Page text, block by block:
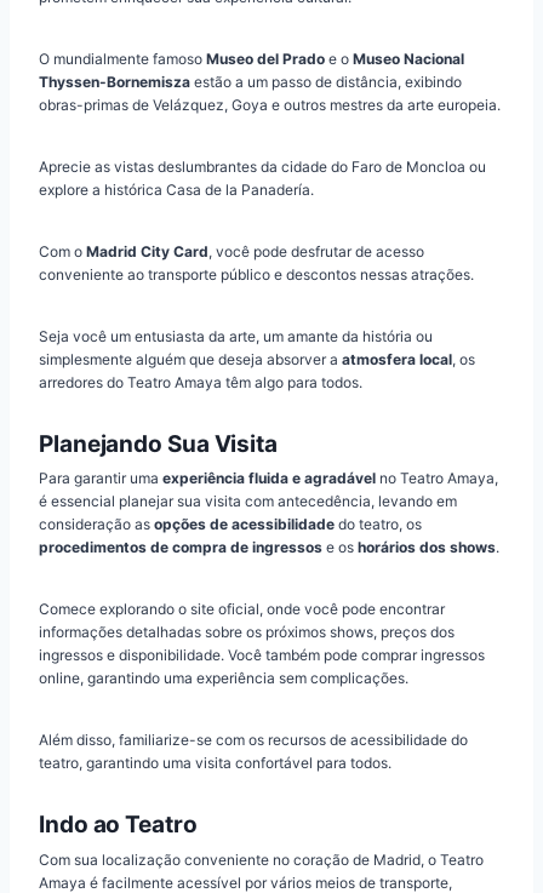
O mundialmente famoso Museo del Prado e o Museo Nacional
Thyssen-Bornemisza estão a um passo de distância, exibindo
obras-primas de Velázquez, Goya e outros mestres da arte europeia.
Aprecie as vistas deslumbrantes da cidade do Faro de Moncloa ou
explore a histórica Casa de la Panadería.
Com o Madrid City Card, você pode desfrutar de acesso
conveniente ao transporte público e descontos nessas atrações.
Seja você um entusiasta da arte, um amante da história ou
simplesmente alguém que deseja absorver a atmosfera local, os
arredores do Teatro Amaya têm algo para todos.
Planejando Sua Visita
Para garantir uma experiência fluida e agradável no Teatro Amaya,
é essencial planejar sua visita com antecedência, levando em
consideração as opções de acessibilidade do teatro, os
procedimentos de compra de ingressos e os horários dos shows.
Comece explorando o site oficial, onde você pode encontrar
informações detalhadas sobre os próximos shows, preços dos
ingressos e disponibilidade. Você também pode comprar ingressos
online, garantindo uma experiência sem complicações.
Além disso, familiarize-se com os recursos de acessibilidade do
teatro, garantindo uma visita confortável para todos.
Indo ao Teatro
Com sua localização conveniente no coração de Madrid, o Teatro
Amaya é facilmente acessível por vários meios de transporte,